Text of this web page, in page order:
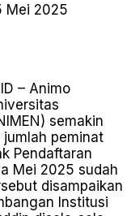
Mei 2025
– Animo
semakin
peminat
Pendaftaran
Mei 2025 sudah
disampaikan
Institusi